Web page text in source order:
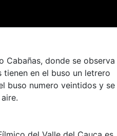
Cabañas, donde se observa
en el buso un letrero
buso numero veintidos y se